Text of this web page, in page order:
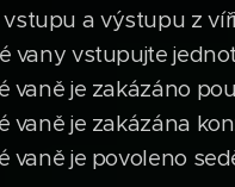
vstupu a výstupu z
vany vstupujte
vaně je zakázáno
vaně je zakázána
vaně je povoleno